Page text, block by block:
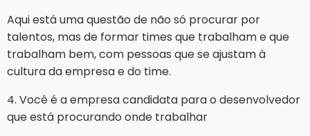
Aqui está uma questão de não só procurar por
talentos, mas de formar times que trabalham e que
trabalham bem, com pessoas que se ajustam à
cultura da empresa e do time.
4. Você é a empresa candidata para o desenvolvedor
que está procurando onde trabalhar